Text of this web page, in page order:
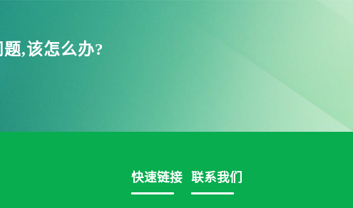
,该怎么办?
快速链接 联系我们